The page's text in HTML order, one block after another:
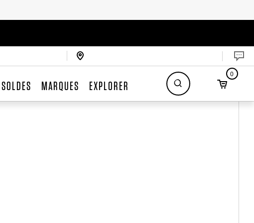
SOLDES MARQUES EXPLORER
0